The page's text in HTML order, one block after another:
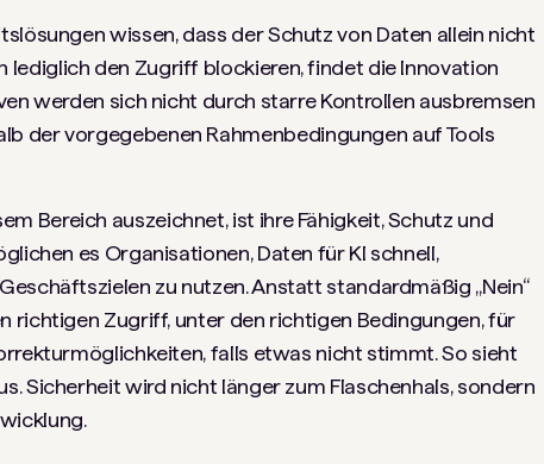
wissen, dass der Schutz von Daten allein nicht
lediglich den Zugriff blockieren, findet die Innovation
werden sich nicht durch starre Kontrollen ausbremsen
der vorgegebenen Rahmenbedingungen auf Tools
Bereich auszeichnet, ist ihre Fähigkeit, Schutz und
es Organisationen, Daten für KI schnell,
zu nutzen. Anstatt standardmäßig „Nein“
richtigen Zugriff, unter den richtigen Bedingungen, für
falls etwas nicht stimmt. So sieht
Sicherheit wird nicht länger zum Flaschenhals, sondern